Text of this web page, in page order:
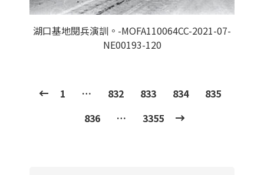
湖口基地閱兵演訓。-MOFA110064CC-2021-07-
NE00193-120
1 … 832 833 834
835
836
… 3355